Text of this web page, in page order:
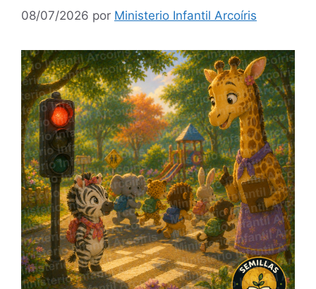
08/07/2026 por Ministerio Infantil Arcoíris